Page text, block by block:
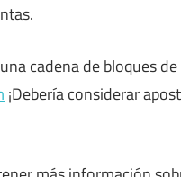
una cadena de bloques
¡Debería considerar